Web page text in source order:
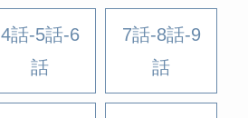
4話-5話-6
話
7話-8話-9
話